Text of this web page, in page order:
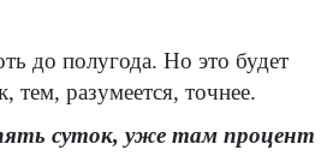
до полугода. Но это будет
тем, разумеется, точнее.
суток, уже там процент